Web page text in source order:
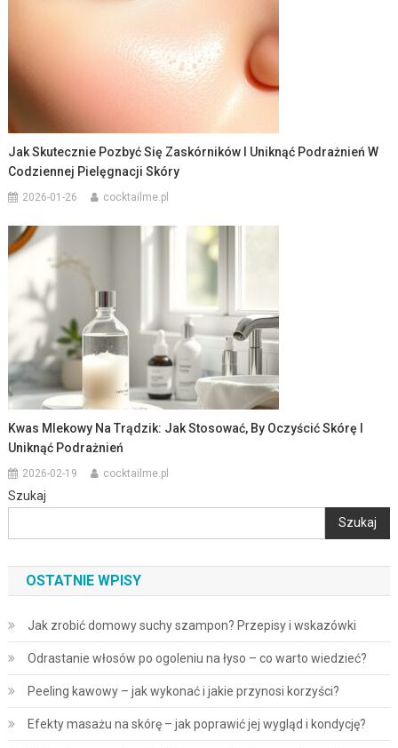
Jak Skutecznie Pozbyć Się Zaskórników I Uniknąć Podrażnień W
Codziennej Pielęgnacji Skóry
2026-01-26 cocktailme.pl
Kwas Mlekowy Na Trądzik: Jak Stosować, By Oczyścić Skórę I
Uniknąć Podrażnień
2026-02-19 cocktailme.pl
Szukaj
Szukaj
OSTATNIE WPISY
Jak zrobić domowy suchy szampon? Przepisy i wskazówki
Odrastanie włosów po ogoleniu na łyso – co warto wiedzieć?
Peeling kawowy – jak wykonać i jakie przynosi korzyści?
Efekty masażu na skórę – jak poprawić jej wygląd i kondycję?